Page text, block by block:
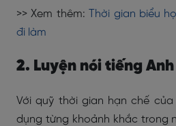
>> Xem thêm:
Thời gian biểu
đi làm
2. Luyện nói tiếng
Với quỹ thời gian hạn chế
dụng từng khoảnh khắc trong